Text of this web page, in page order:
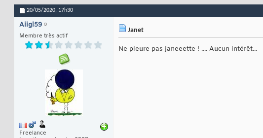
20/05/2020, 17h30
Aiigl59
Membre très actif
Freelance
Janet
Ne pleure pas janeeette ! .... Aucun intérêt...